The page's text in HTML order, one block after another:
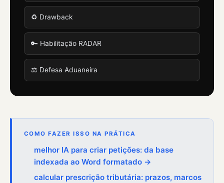
♻️ Drawback
🔑 Habilitação RADAR
⚖️ Defesa Aduaneira
COMO FAZER ISSO NA PRÁTICA
melhor IA para criar petições: da base
indexada ao Word formatado →
calcular prescrição tributária: prazos, marcos